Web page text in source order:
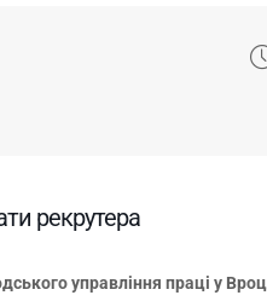
рекрутера
управління праці у